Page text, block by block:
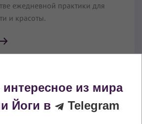
ежедневной практики для
и красоты.
из мира
Йоги в
Telegram